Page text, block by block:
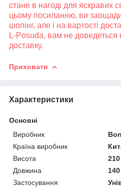
стане в нагоді для
цьому посиланню, ви
шопінг, але і на вартості
L-Posuda, вам не доведеться
доставку.
Приховати
Характеристики
Основні
Виробник
Країна виробник
Висота
Довжина
Застосування